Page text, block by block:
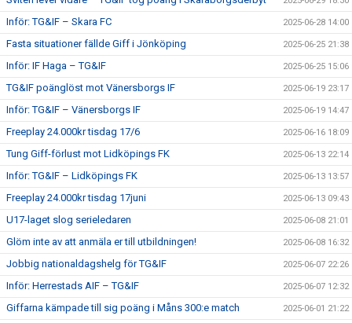
Inför: TG&IF – Skara FC 2025-06-28 14:00
Fasta situationer fällde Giff i Jönköping 2025-06-25 21:38
Inför: IF Haga – TG&IF 2025-06-25 15:06
TG&IF poänglöst mot Vänersborgs IF 2025-06-19 23:17
Inför: TG&IF – Vänersborgs IF 2025-06-19 14:47
Freeplay 24.000kr tisdag 17/6 2025-06-16 18:09
Tung Giff-förlust mot Lidköpings FK 2025-06-13 22:14
Inför: TG&IF – Lidköpings FK 2025-06-13 13:57
Freeplay 24.000kr tisdag 17juni 2025-06-13 09:43
U17-laget slog serieledaren 2025-06-08 21:01
Glöm inte av att anmäla er till utbildningen! 2025-06-08 16:32
Jobbig nationaldagshelg för TG&IF 2025-06-07 22:26
Inför: Herrestads AIF – TG&IF 2025-06-07 12:32
Giffarna kämpade till sig poäng i Måns 300:e match 2025-06-01 21:22